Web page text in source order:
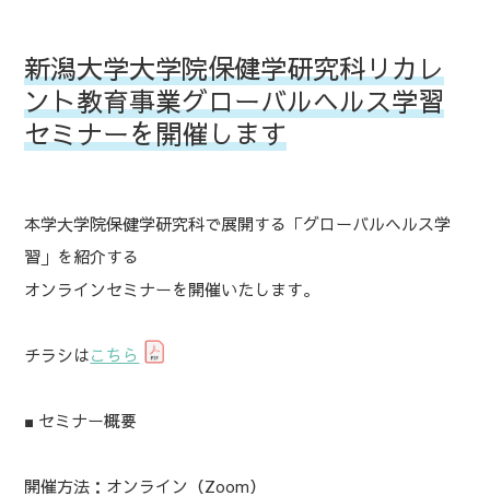
新潟大学大学院保健学研究科リカレ
ント教育事業グローバルヘルス学習
セミナーを開催します
本学大学院保健学研究科で展開する「グローバルヘルス学
習」を紹介する
オンラインセミナーを開催いたします。
チラシはこちら
■ セミナー概要
開催方法：オンライン（Zoom）